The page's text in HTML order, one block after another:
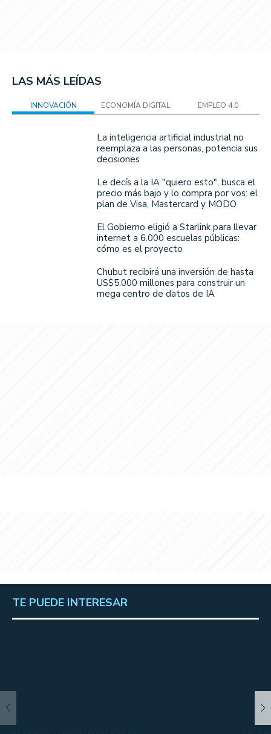
LAS MÁS LEÍDAS
INNOVACIÓN ECONOMÍA DIGITAL EMPLEO 4.0
La inteligencia artificial industrial no
reemplaza a las personas, potencia sus
decisiones
Le decís a la IA "quiero esto", busca el
precio más bajo y lo compra por vos: el
plan de Visa, Mastercard y MODO
El Gobierno eligió a Starlink para llevar
internet a 6.000 escuelas públicas:
cómo es el proyecto
Chubut recibirá una inversión de hasta
US$5.000 millones para construir un
mega centro de datos de IA
TE PUEDE INTERESAR